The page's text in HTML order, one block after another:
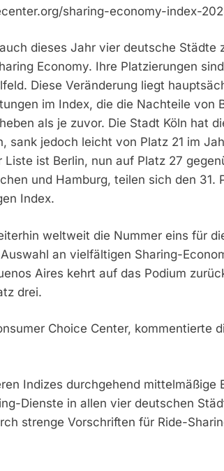
sharing-economy-index-
dieses Jahr vier deutsche Städte
Economy. Ihre Platzierungen
Diese Veränderung liegt
im Index, die die Nachteile von
als je zuvor. Die Stadt Köln hat
sank jedoch leicht von Platz 21 im
ist Berlin, nun auf Platz 27
und Hamburg, teilen sich den 31.
Index.
weltweit die Nummer eins für
an vielfältigen Sharing-
Aires kehrt auf das Podium
drei.
Choice Center, kommentierte
Indizes durchgehend mittelmäßige
Dienste in allen vier deutschen
strenge Vorschriften für Ride-